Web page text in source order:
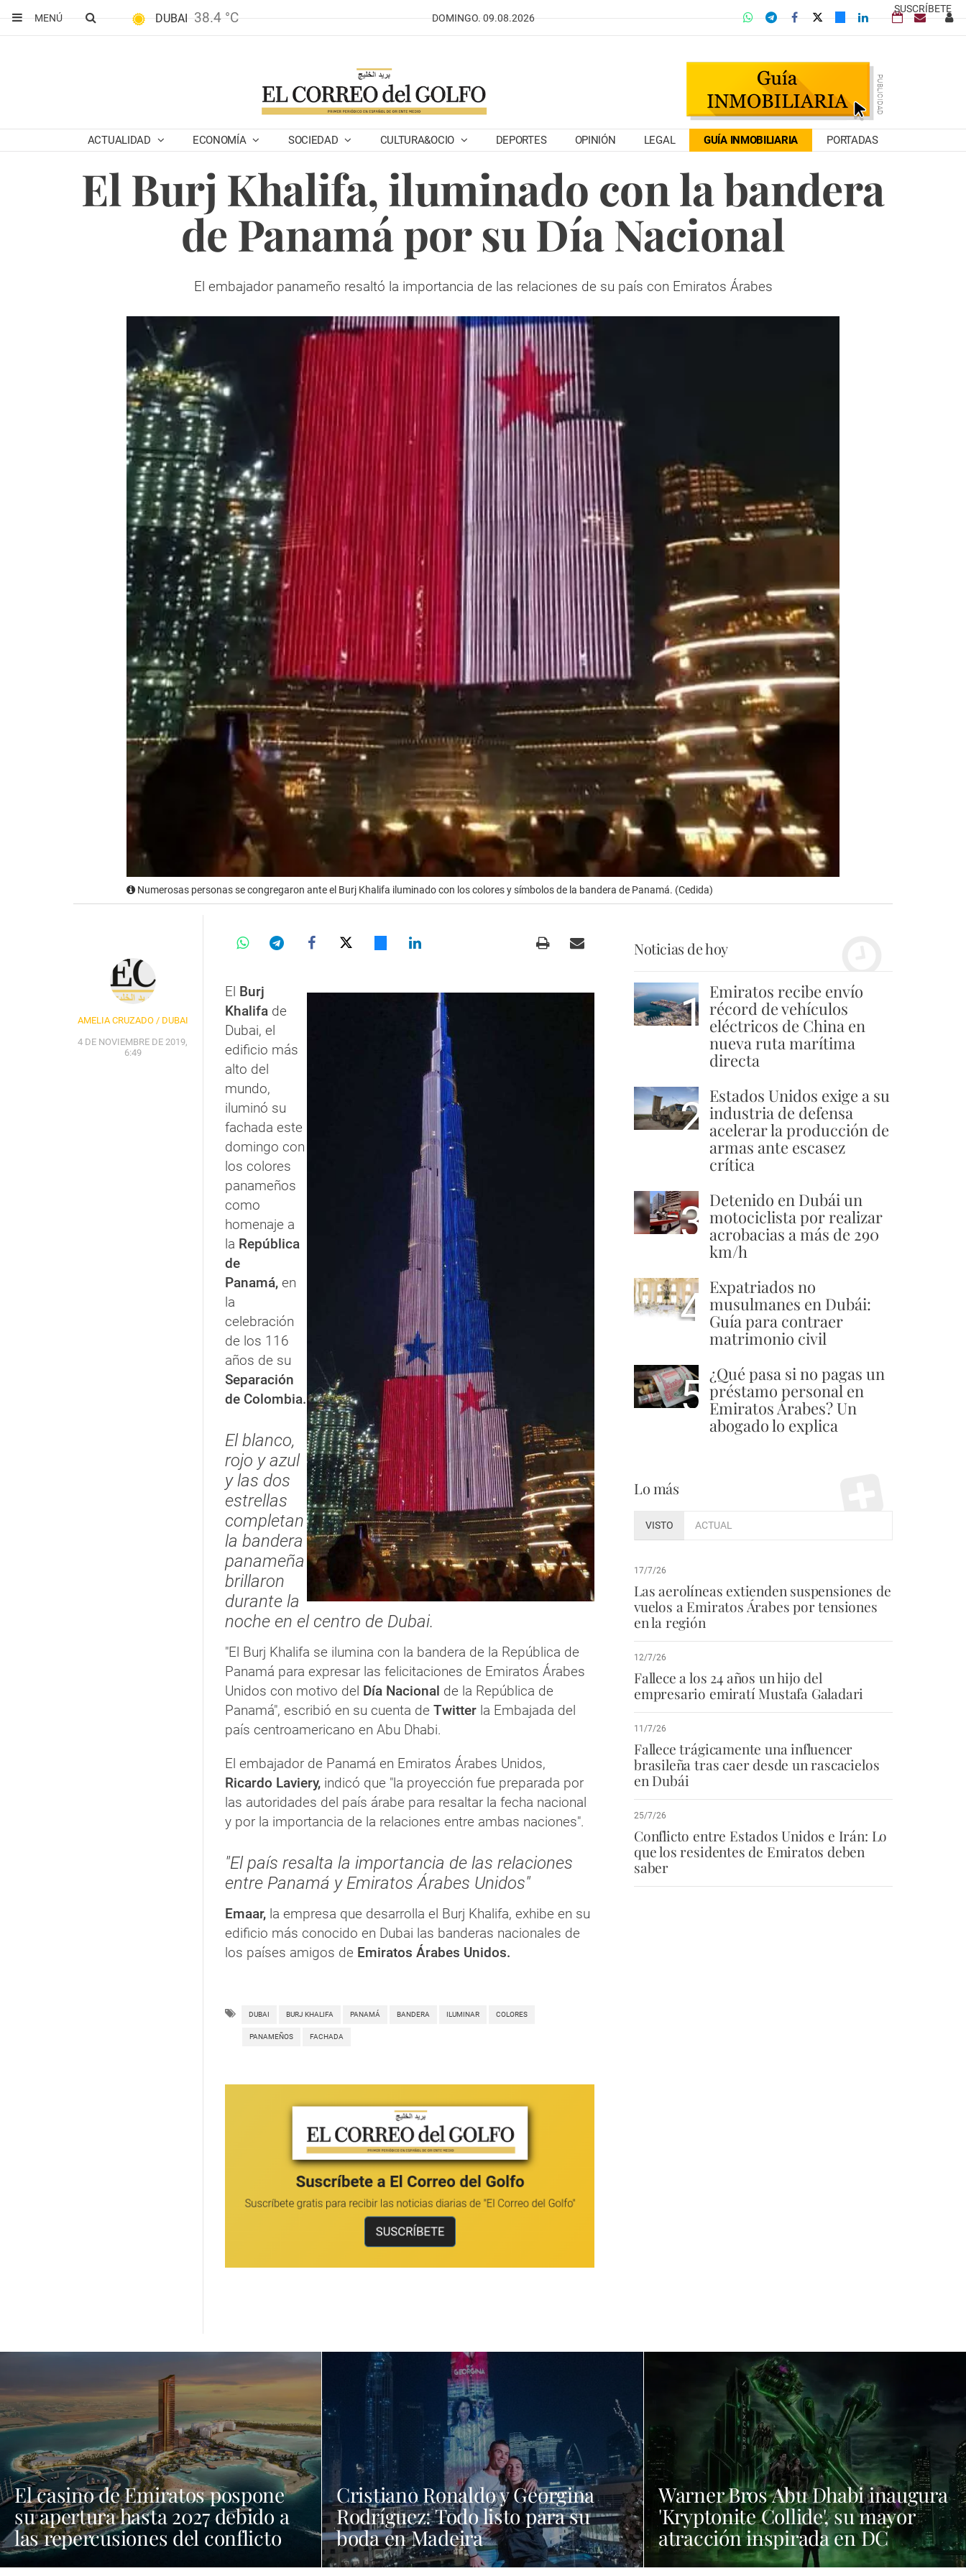
SUSCRÍBETE
MENÚ
DUBAI 38.4 °C DOMINGO. 09.08.2026
ACTUALIDAD ECONOMÍA SOCIEDAD CULTURA&OCIO DEPORTES OPINIÓN LEGAL GUÍA INMOBILIARIA PORTADAS
El Burj Khalifa, iluminado con la bandera
de Panamá por su Día Nacional
El embajador panameño resaltó la importancia de las relaciones de su país con Emiratos Árabes
Numerosas personas se congregaron ante el Burj Khalifa iluminado con los colores y símbolos de la bandera de Panamá. (Cedida)
AMELIA CRUZADO / DUBAI
4 DE NOVIEMBRE DE 2019,
6:49
El Burj
Khalifa de
Dubai, el
edificio más
alto del
mundo,
iluminó su
fachada este
domingo con
los colores
panameños
como
homenaje a
la República
de
Panamá, en
la
celebración
de los 116
años de su
Separación
de Colombia.
El blanco,
rojo y azul
y las dos
estrellas
completan
la bandera
panameña
brillaron
durante la
noche en el centro de Dubai.
"El Burj Khalifa se ilumina con la bandera de la República de
Panamá para expresar las felicitaciones de Emiratos Árabes
Unidos con motivo del Día Nacional de la República de
Panamá", escribió en su cuenta de Twitter la Embajada del
país centroamericano en Abu Dhabi.
El embajador de Panamá en Emiratos Árabes Unidos,
Ricardo Laviery, indicó que "la proyección fue preparada por
las autoridades del país árabe para resaltar la fecha nacional
y por la importancia de la relaciones entre ambas naciones".
"El país resalta la importancia de las relaciones
entre Panamá y Emiratos Árabes Unidos"
Emaar, la empresa que desarrolla el Burj Khalifa, exhibe en su
edificio más conocido en Dubai las banderas nacionales de
los países amigos de Emiratos Árabes Unidos.
DUBAI BURJ KHALIFA PANAMÁ BANDERA ILUMINAR COLORES
PANAMEÑOS FACHADA
Noticias de hoy
1 Emiratos recibe envío
récord de vehículos
eléctricos de China en
nueva ruta marítima
directa
2 Estados Unidos exige a su
industria de defensa
acelerar la producción de
armas ante escasez
crítica
3 Detenido en Dubái un
motociclista por realizar
acrobacias a más de 290
km/h
4 Expatriados no
musulmanes en Dubái:
Guía para contraer
matrimonio civil
5 ¿Qué pasa si no pagas un
préstamo personal en
Emiratos Árabes? Un
abogado lo explica
Lo más
VISTO ACTUAL
17/7/26
Las aerolíneas extienden suspensiones de
vuelos a Emiratos Árabes por tensiones
en la región
12/7/26
Fallece a los 24 años un hijo del
empresario emiratí Mustafa Galadari
11/7/26
Fallece trágicamente una influencer
brasileña tras caer desde un rascacielos
en Dubái
25/7/26
Conflicto entre Estados Unidos e Irán: Lo
que los residentes de Emiratos deben
saber
El casino de Emiratos pospone
su apertura hasta 2027 debido a
las repercusiones del conflicto
Cristiano Ronaldo y Georgina
Rodríguez: Todo listo para su
boda en Madeira
Warner Bros Abu Dhabi inaugura
'Kryptonite Collide', su mayor
atracción inspirada en DC
Comics